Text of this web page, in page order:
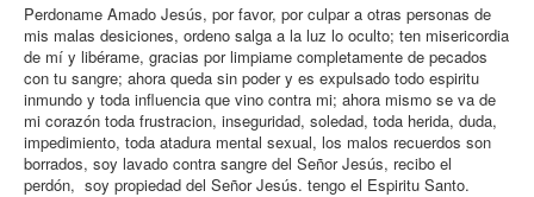
Perdoname Amado Jesús, por favor, por culpar a otras personas de
mis malas desiciones, ordeno salga a la luz lo oculto; ten misericordia
de mí y libérame, gracias por limpiame completamente de pecados
con tu sangre; ahora queda sin poder y es expulsado todo espiritu
inmundo y toda influencia que vino contra mi; ahora mismo se va de
mi corazón toda frustracion, inseguridad, soledad, toda herida, duda,
impedimiento, toda atadura mental sexual, los malos recuerdos son
borrados, soy lavado contra sangre del Señor Jesús, recibo el
perdón, soy propiedad del Señor Jesús. tengo el Espiritu Santo.